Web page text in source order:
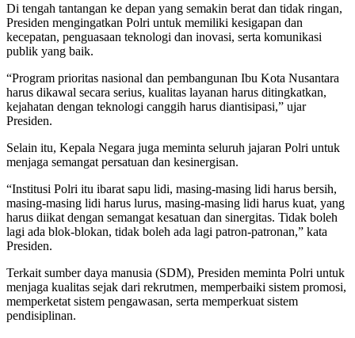
Di tengah tantangan ke depan yang semakin berat dan tidak ringan,
Presiden mengingatkan Polri untuk memiliki kesigapan dan
kecepatan, penguasaan teknologi dan inovasi, serta komunikasi
publik yang baik.
“Program prioritas nasional dan pembangunan Ibu Kota Nusantara
harus dikawal secara serius, kualitas layanan harus ditingkatkan,
kejahatan dengan teknologi canggih harus diantisipasi,” ujar
Presiden.
Selain itu, Kepala Negara juga meminta seluruh jajaran Polri untuk
menjaga semangat persatuan dan kesinergisan.
“Institusi Polri itu ibarat sapu lidi, masing-masing lidi harus bersih,
masing-masing lidi harus lurus, masing-masing lidi harus kuat, yang
harus diikat dengan semangat kesatuan dan sinergitas. Tidak boleh
lagi ada blok-blokan, tidak boleh ada lagi patron-patronan,” kata
Presiden.
Terkait sumber daya manusia (SDM), Presiden meminta Polri untuk
menjaga kualitas sejak dari rekrutmen, memperbaiki sistem promosi,
memperketat sistem pengawasan, serta memperkuat sistem
pendisiplinan.